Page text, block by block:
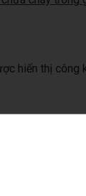
hiển thị công